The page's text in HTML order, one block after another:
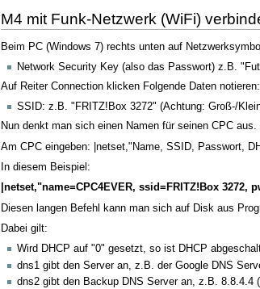
M4 mit Funk-Netzwerk (WiFi)
Beim PC (Windows 7) rechts unten auf
Network Security Key (also das Passwort) z.B.
Auf Reiter Connection klicken Folgende Daten notieren:
SSID: z.B. "FRITZ!Box 3272" (Achtung: Groß-/
Nun denkt man sich einen Namen für seinen CPC
Am CPC eingeben: |netset,"Name, SSID, Passwort,
In diesem Beispiel:
|netset,"name=CPC4EVER, ssid=FRITZ!Box 3272,
Diesen langen Befehl kann man sich auf Disk aus
Dabei gilt:
Wird DHCP auf "0" gesetzt, so ist DHCP
dns1 gibt den Server an, z.B. der Google DNS
dns2 gibt den Backup DNS Server an, z.B. 8.8.4.4